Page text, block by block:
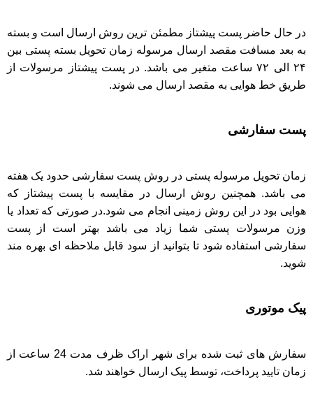
در حال حاضر پست پیشتاز مطمئن ترین روش ارسال است و بسته
به بعد مسافت مقصد ارسال مرسوله زمان تحویل بسته پستی بین
۲۴ الی ۷۲ ساعت متغیر می باشد. در پست پیشتاز مرسولات از
طریق خط هوایی به مقصد ارسال می شوند.
پست سفارشی
زمان تحویل مرسوله پستی در روش پست سفارشی حدود یک هفته
می باشد. همچنین روش ارسال در مقایسه با پست پیشتاز که
هوایی بود در این روش زمینی انجام می شود.در صورتی که تعداد یا
وزن مرسولات پستی شما زیاد می باشد بهتر است از پست
سفارشی استفاده شود تا بتوانید از سود قابل ملاحظه ای بهره مند
شوید.
پیک موتوری
سفارش های ثبت شده برای شهر اراک ظرف مدت 24 ساعت از
زمان تایید پرداخت، توسط پیک ارسال خواهند شد.